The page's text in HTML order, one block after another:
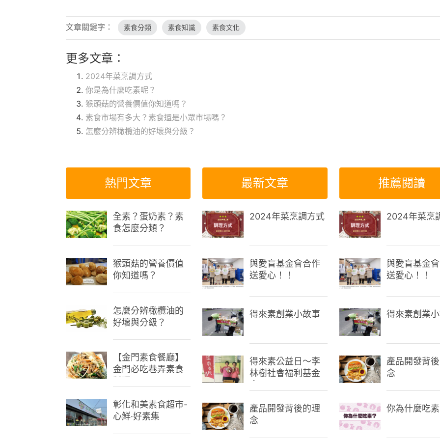
文章關鍵字： 素食分類 素食知識 素食文化
更多文章：
2024年菜烹調方式
你是為什麼吃素呢？
猴頭菇的營養價值你知道嗎？
素食市場有多大？素食還是小眾市場嗎？
怎麼分辨橄欖油的好壞與分級？
熱門文章
全素？蛋奶素？素
食怎麼分類？
猴頭菇的營養價值
你知道嗎？
怎麼分辨橄欖油的
好壞與分級？
【金門素食餐廳】
金門必吃巷弄素食
彰化和美素食超市-
心鮮·好素集
最新文章
2024年菜烹調方式
與愛盲基金會合作
送愛心！！
得來素創業小故事
得來素公益日～李
林樹社會福利基金
會
產品開發背後的理
念
推薦閱讀
2024年菜烹
與愛盲基金
送愛心！！
得來素創業
產品開發背
念
你為什麼吃